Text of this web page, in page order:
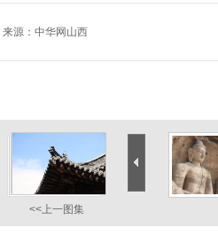
来源： 中华网山西
<<上一图集